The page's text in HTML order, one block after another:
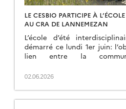
LE CESBIO PARTICIPE À
AU CRA DE LANNEMEZAN
L’école d’été
démarré ce lundi 1er juin:
lien entre la
communauté des
programme d’une semaine
pratiques ont été concoctés,
02.06.2026